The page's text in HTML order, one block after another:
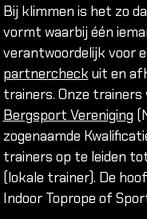
Jouw eerste klim
Introductielessen
Cursussen
Bij klimmen is het zo
vormt waarbij één
verantwoordelijk voor
partnercheck uit en
trainers. Onze trainers
Bergsport Vereniging
zogenaamde
trainers op te leiden
(lokale trainer). De
Indoor Toprope of